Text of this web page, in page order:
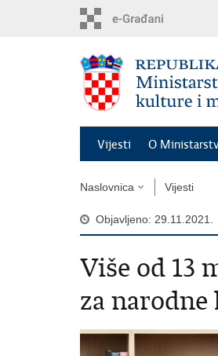
Vijesti O
Naslovnica Vijesti
Objavljeno: 29.11.2021.
Više od 13
za